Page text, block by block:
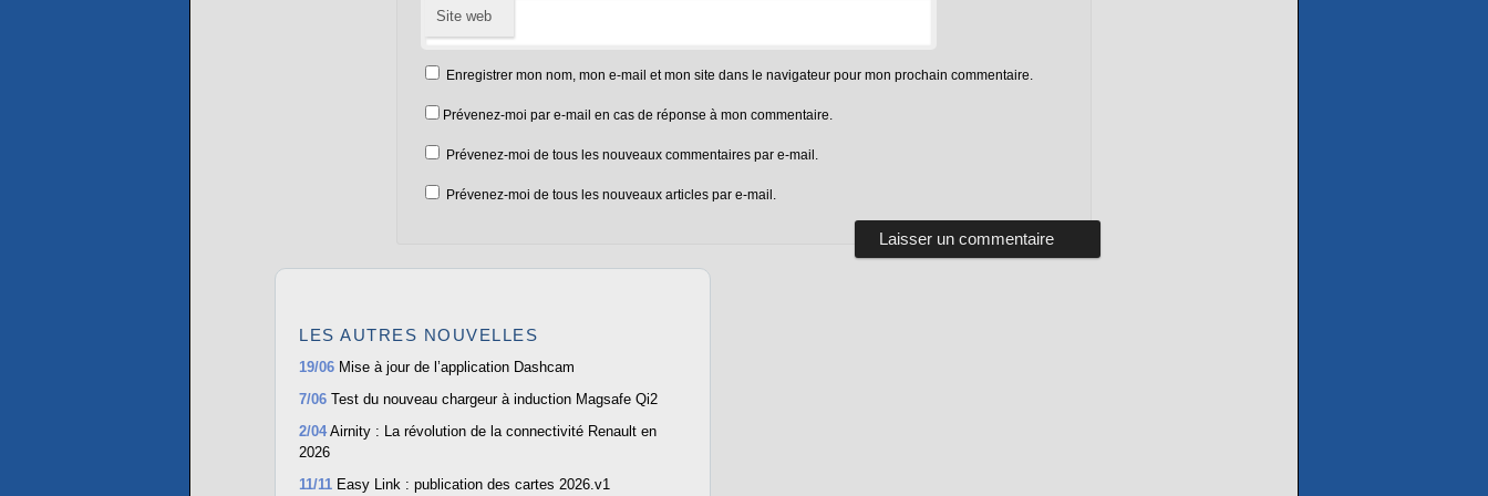
Site web
Enregistrer mon nom, mon e-mail et mon site dans le navigateur pour mon prochain commentaire.
Prévenez-moi par e-mail en cas de réponse à mon commentaire.
Prévenez-moi de tous les nouveaux commentaires par e-mail.
Prévenez-moi de tous les nouveaux articles par e-mail.
LES AUTRES NOUVELLES
19/06 Mise à jour de l’application Dashcam
7/06 Test du nouveau chargeur à induction Magsafe Qi2
2/04 Airnity : La révolution de la connectivité Renault en
2026
11/11 Easy Link : publication des cartes 2026.v1